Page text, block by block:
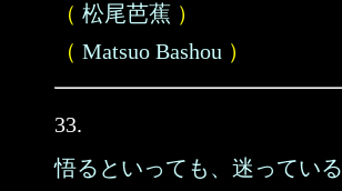
（ 松尾芭蕉 ）
（ Matsuo Bashou ）
33.
悟るといっても、迷ってい